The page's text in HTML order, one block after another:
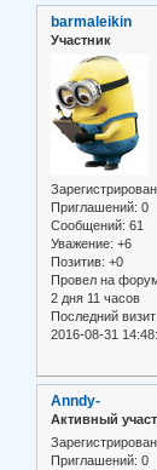
barmaleikin
Участник
Зарегистрирован
Приглашений: 0
Сообщений: 61
Уважение: +6
Позитив: +0
Провел на
2 дня 11 часов
Последний визит:
2016-08-31
Anndy-
Активный
Зарегистрирован
Приглашений: 0